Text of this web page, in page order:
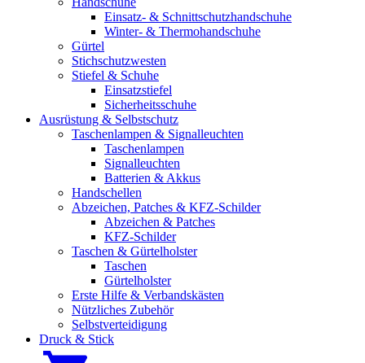
Einsatz- & Schnittschutzhandschuhe
Winter- & Thermohandschuhe
Gürtel
Stichschutzwesten
Stiefel & Schuhe
Einsatzstiefel
Sicherheitsschuhe
Ausrüstung & Selbstschutz
Taschenlampen & Signalleuchten
Taschenlampen
Signalleuchten
Batterien & Akkus
Handschellen
Abzeichen, Patches & KFZ-Schilder
Abzeichen & Patches
KFZ-Schilder
Taschen & Gürtelholster
Taschen
Gürtelholster
Erste Hilfe & Verbandskästen
Nützliches Zubehör
Selbstverteidigung
Druck & Stick